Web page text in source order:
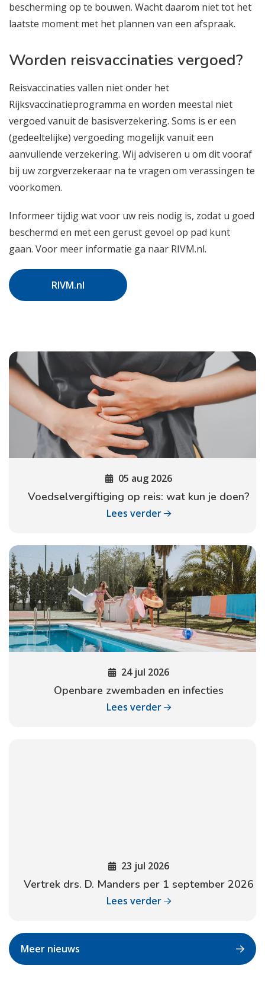
bescherming op te bouwen. Wacht daarom niet tot het
laatste moment met het plannen van een afspraak.
Worden reisvaccinaties vergoed?
Reisvaccinaties vallen niet onder het
Rijksvaccinatieprogramma en worden meestal niet
vergoed vanuit de basisverzekering. Soms is er een
(gedeeltelijke) vergoeding mogelijk vanuit een
aanvullende verzekering. Wij adviseren u om dit vooraf
bij uw zorgverzekeraar na te vragen om verassingen te
voorkomen.
Informeer tijdig wat voor uw reis nodig is, zodat u goed
beschermd en met een gerust gevoel op pad kunt
gaan. Voor meer informatie ga naar RIVM.nl.
RIVM.nl
05 aug 2026
Voedselvergiftiging op reis: wat kun je doen?
Lees verder
24 jul 2026
Openbare zwembaden en infecties
Lees verder
23 jul 2026
Vertrek drs. D. Manders per 1 september 2026
Lees verder
Meer nieuws